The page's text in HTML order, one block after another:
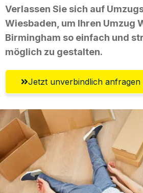
Verlassen Sie sich auf
Wiesbaden, um Ihren Umzug
Birmingham so einfach und
möglich zu gestalten.
Jetzt unverbindlich anfragen